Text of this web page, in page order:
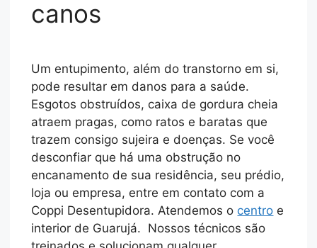
canos
Um entupimento, além do transtorno em si,
pode resultar em danos para a saúde.
Esgotos obstruídos, caixa de gordura cheia
atraem pragas, como ratos e baratas que
trazem consigo sujeira e doenças. Se você
desconfiar que há uma obstrução no
encanamento de sua residência, seu prédio,
loja ou empresa, entre em contato com a
Coppi Desentupidora. Atendemos o centro e
interior de Guarujá. Nossos técnicos são